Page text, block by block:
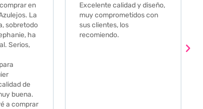
y diseño,
con
Que decir, si teneis que
comprar alguna baldosa
este és el sitio indicado! Yo
pedi una muestra y me